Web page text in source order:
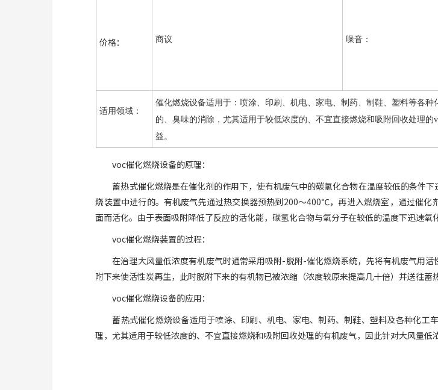
价格： 商议 噪音：
适用领域：
催化燃烧设备适用于：喷涂、印刷、机电、家电、制药、制鞋、塑料等各
的、臭味的消除，尤其适用于较低浓度的、不宜直接燃烧和吸附回收处理
益。
voc催化燃烧设备的原理：
蓄热式催化燃烧是在催化剂的作用下，使有机废气中的碳氢化合物在温度较低的条件
烧装置中进行的。有机废气先通过热交换器预热到200～400℃，再进入燃烧室，通过催
面而活化。由于表面吸附降低了反应的活化能，碳氢化合物与氧分子在较低的温度下迅速氧
voc催化燃烧装置的过程：
在治理大风量低浓度有机废气时通常采用吸附-脱附-催化燃烧系统，先将有机废气用
附下来使活性炭再生，此时脱附下来的有机物已被浓缩（浓度较原来提高几十倍）并送往
voc催化燃烧设备的应用：
蓄热式催化燃烧设备适用于喷涂、印刷、机电、家电、制药、制鞋、塑料及各种化
理，尤其适用于较低浓度的、不宜直接燃烧和吸附回收处理的有机废气，因此针对大风量低